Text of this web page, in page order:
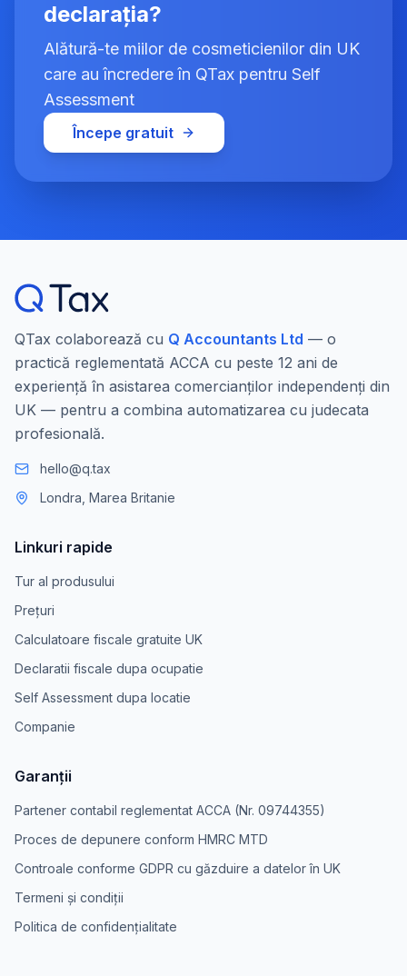
declarația?
Alătură-te miilor de cosmeticienilor din UK
care au încredere în QTax pentru Self
Assessment
Începe gratuit
QTax colaborează cu Q Accountants Ltd — o
practică reglementată ACCA cu peste 12 ani de
experiență în asistarea comercianților independenți din
UK — pentru a combina automatizarea cu judecata
profesională.
hello@q.tax
Londra, Marea Britanie
Linkuri rapide
Tur al produsului
Prețuri
Calculatoare fiscale gratuite UK
Declaratii fiscale dupa ocupatie
Self Assessment dupa locatie
Companie
Garanții
Partener contabil reglementat ACCA (Nr. 09744355)
Proces de depunere conform HMRC MTD
Controale conforme GDPR cu găzduire a datelor în UK
Termeni și condiții
Politica de confidențialitate